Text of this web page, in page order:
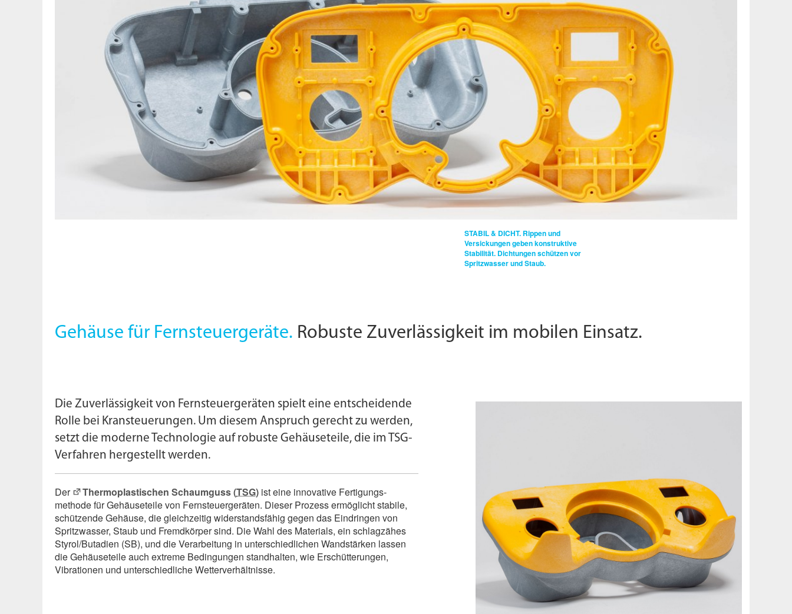
STABIL & DICHT.Rippen und
Versickungen geben konstruktive
Stabilität. Dichtungen schützen vor
Spritzwasser und Staub.
Gehäuse für Fernsteuergeräte. Robuste Zuverlässigkeit im mobilen Einsatz.
Die Zuverlässigkeit von Fernsteuergeräten spielt eine entscheidende
Rolle bei Kransteuerungen. Um diesem Anspruch gerecht zu werden,
setzt die moderne Technologie auf robuste Gehäuseteile, die im TSG-
Verfahren hergestellt werden.
Der Thermoplastischen Schaumguss (TSG) ist eine innovative Fertigungs­
methode für Gehäuseteile von Fernsteuergeräten. Dieser Prozess ermöglicht stabile,
schützende Gehäuse, die gleichzeitig widerstandsfähig gegen das Eindringen von
Spritzwasser, Staub und Fremdkörper sind. Die Wahl des Materials, ein schlagzähes
Styrol/Butadien (SB), und die Verarbeitung in unterschiedlichen Wandstärken lassen
die Gehäuseteile auch extreme Bedingungen standhalten, wie Erschütterungen,
Vibrationen und unterschiedliche Wetterverhältnisse.